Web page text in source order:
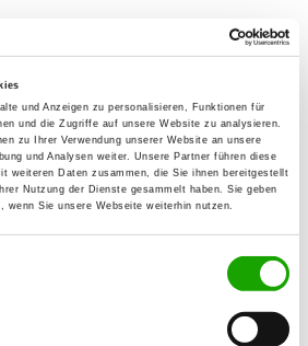
und Anzeigen zu personalisieren, Funktionen für
und die Zugriffe auf unsere Website zu analysieren.
zu Ihrer Verwendung unserer Website an unsere
und Analysen weiter. Unsere Partner führen diese
weiteren Daten zusammen, die Sie ihnen bereitgestellt
Nutzung der Dienste gesammelt haben. Sie geben
wenn Sie unsere Webseite weiterhin nutzen.